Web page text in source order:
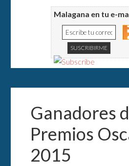
Malagana en tu e-
Ganadores
Premios
2015